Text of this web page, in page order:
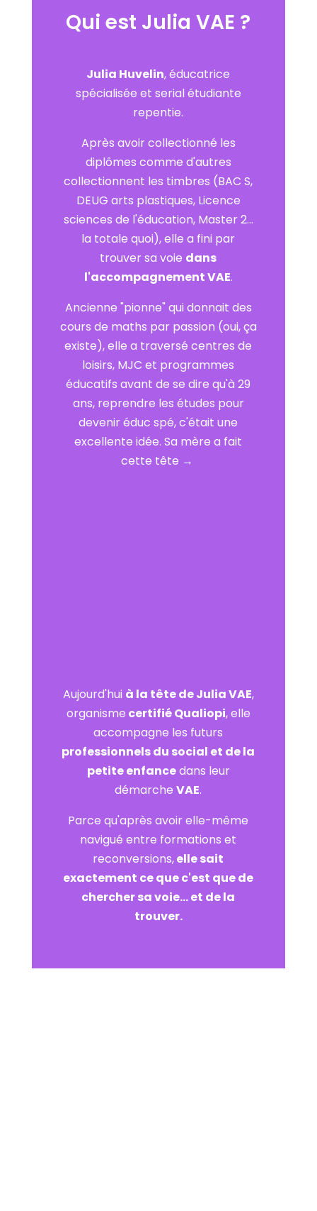
Qui est Julia VAE ?
Julia Huvelin, éducatrice
spécialisée et serial étudiante
repentie.
Après avoir collectionné les
diplômes comme d'autres
collectionnent les timbres (BAC S,
DEUG arts plastiques, Licence
sciences de l'éducation, Master 2...
la totale quoi), elle a fini par
trouver sa voie dans
l'accompagnement VAE.
Ancienne "pionne" qui donnait des
cours de maths par passion (oui, ça
existe), elle a traversé centres de
loisirs, MJC et programmes
éducatifs avant de se dire qu'à 29
ans, reprendre les études pour
devenir éduc spé, c'était une
excellente idée. Sa mère a fait
cette tête →
Aujourd'hui à la tête de Julia VAE,
organisme certifié Qualiopi, elle
accompagne les futurs
professionnels du social et de la
petite enfancedans leur
démarcheVAE.
Parce qu'après avoir elle-même
navigué entre formations et
reconversions,elle sait
exactement ce que c'est que de
chercher sa voie... et de la
trouver.